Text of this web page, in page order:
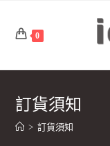
0
訂貨須知
> 訂貨須知